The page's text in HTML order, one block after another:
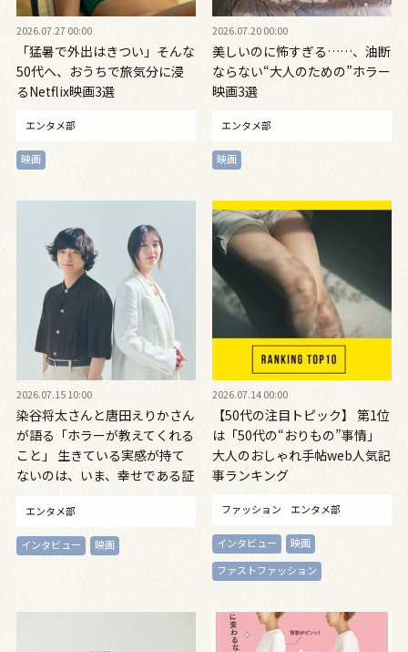
2026.07.27 00:00
「猛暑で外出はきつい」そんな
50代へ、おうちで旅気分に浸
るNetflix映画3選
エンタメ部
映画
2026.07.20 00:00
美しいのに怖すぎる……、油断
ならない“大人のための”ホラー
映画3選
エンタメ部
映画
2026.07.15 10:00
染谷将太さんと唐田えりかさん
が語る「ホラーが教えてくれる
こと」 生きている実感が持て
ないのは、いま、幸せである証
エンタメ部
インタビュー 映画
2026.07.14 00:00
【50代の注目トピック】 第1位
は「50代の“おりもの”事情」
大人のおしゃれ手帖web人気記
事ランキング
ファッション エンタメ部
インタビュー
映画
ファストファッション